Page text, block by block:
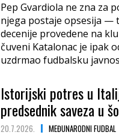
Pep Gvardiola ne zna za
njega postaje opsesija —
decenije provedene na
čuveni Katalonac je ipak
uzdrmao fudbalsku
Istorijski potres u
predsednik saveza u
20.7.2026. MEĐUNARODNI FUDBAL